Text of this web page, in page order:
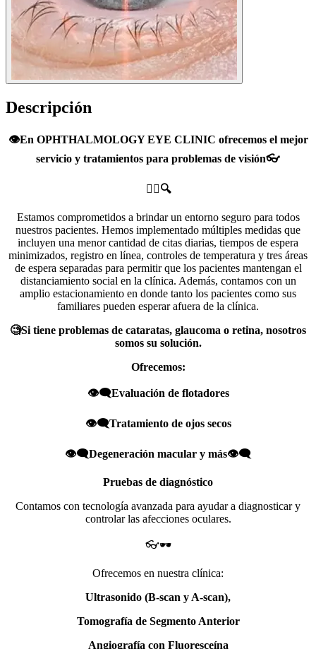
Descripción
👁️En OPHTHALMOLOGY EYE CLINIC ofrecemos el mejor
servicio y tratamientos para problemas de visión👓
👨‍⚕️🔍
Estamos comprometidos a brindar un entorno seguro para todos
nuestros pacientes. Hemos implementado múltiples medidas que
incluyen una menor cantidad de citas diarias, tiempos de espera
minimizados, registro en línea, controles de temperatura y tres áreas
de espera separadas para permitir que los pacientes mantengan el
distanciamiento social en la clínica. Además, contamos con un
amplio estacionamiento en donde tanto los pacientes como sus
familiares pueden esperar afuera de la clínica.
🧐Si tiene problemas de cataratas, glaucoma o retina, nosotros
somos su solución.
Ofrecemos:
👁️‍🗨️Evaluación de flotadores
👁️‍🗨️Tratamiento de ojos secos
👁️‍🗨️Degeneración macular y más👁️‍🗨️
Pruebas de diagnóstico
Contamos con tecnología avanzada para ayudar a diagnosticar y
controlar las afecciones oculares.
👓🕶️
Ofrecemos en nuestra clínica:
Ultrasonido (B-scan y A-scan),
Tomografía de Segmento Anterior
Angiografía con Fluoresceína